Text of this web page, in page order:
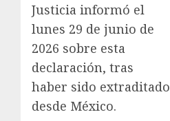
Justicia informó el
lunes 29 de junio de
2026 sobre esta
declaración, tras
haber sido extraditado
desde México.